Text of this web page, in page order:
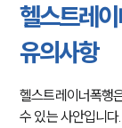
헬스트레이
유의사항
헬스트레이너폭행
수 있는 사안입니